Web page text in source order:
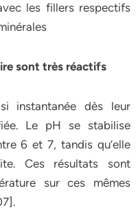
les fillers respectifs
sont très réactifs
instantanée dès leur
Le pH se stabilise
6 et 7, tandis qu’elle
Ces résultats sont
sur ces mêmes